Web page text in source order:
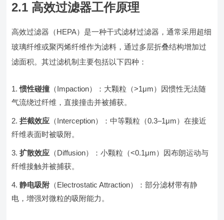
2.1 高效过滤器工作原理
高效过滤器（HEPA）是一种干式滤材过滤器，通常采用超细
玻璃纤维或聚丙烯纤维作为滤料，通过多层折叠结构增加过
滤面积。其过滤机制主要包括以下四种：
惯性碰撞 （Impaction）：大颗粒（>1μm）因惯性无法随
气流绕过纤维，直接撞击并被捕获。
拦截效应 （Interception）：中等颗粒（0.3–1μm）在接近
纤维表面时被吸附。
扩散效应 （Diffusion）：小颗粒（<0.1μm）因布朗运动与
纤维接触并被捕获。
静电吸附 （Electrostatic Attraction）：部分滤材带有静
电，增强对微粒的吸附能力。